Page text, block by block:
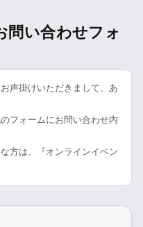
問い合わせフォ
声掛けいただきまして、あ
フォームにお問い合わせ内
方は、『オンラインイベン